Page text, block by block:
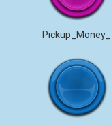
Pickup_Money_